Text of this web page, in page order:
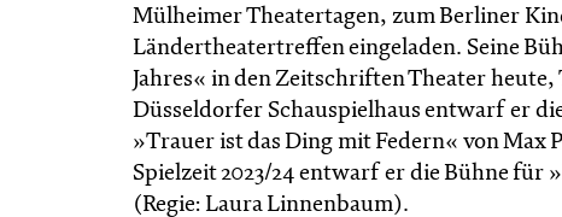
Mülheimer Theatertagen, zum Berliner
Ländertheatertreffen eingeladen. Seine
Jahres« in den Zeitschriften Theater
Düsseldorfer Schauspielhaus entwarf er
»Trauer ist das Ding mit Federn« von Max
Spielzeit 2023/24 entwarf er die Bühne für
(Regie: Laura Linnenbaum).